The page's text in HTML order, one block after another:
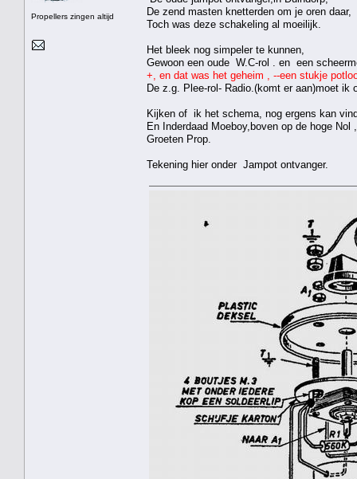
Propellers zingen altijd
De zend masten knetterden om je oren daar,
Toch was deze schakeling al moeilijk.
Het bleek nog simpeler te kunnen,
Gewoon een oude W.C-rol . en een
+, en dat was het geheim , --een stukje
De z.g. Plee-rol- Radio.(komt er aan)moet ik
Kijken of ik het schema, nog ergens kan
En Inderdaad Moeboy,boven op de hoge
Groeten Prop.
Tekening hier onder Jampot ontvanger.